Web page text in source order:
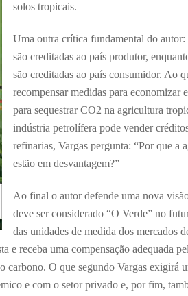
solos tropicais.
Uma outra crítica fundamental do autor:
são creditadas ao país produtor,
são creditadas ao país consumidor. Ao
recompensar medidas para economizar
para sequestrar CO2 na agricultura
indústria petrolífera pode vender
refinarias, Vargas pergunta: “Por que a
estão em desvantagem?”
Ao final o autor defende uma nova
deve ser considerado “O Verde” no
das unidades de medida dos mercados
receba uma compensação adequada
O que segundo Vargas exigirá
e com o setor privado e, por fim,